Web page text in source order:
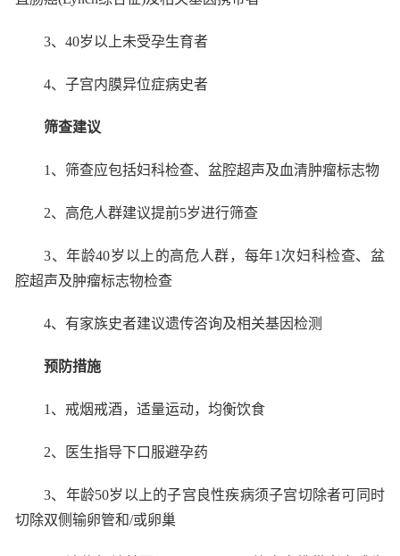
3、 40岁以上未受孕生育者
4、子宫内膜异位症病史者
筛查建议
1 、筛查应包括妇科检查、盆腔超声及血清肿瘤标志物
2、高危人群建议提前5岁进行筛查
3、年龄40岁以上的高危人群，每年1 次妇科检查、盆
腔超声及肿瘤标志物检查
4、有家族史者建议遗传咨询及相关基因检测
预防措施
1 、戒烟戒酒，适量运动，均衡饮食
2、医生指导下口服避孕药
3、年龄50岁以上的子宫良性疾病须子宫切除者可同时
切除双侧输卵管和/或卵巢